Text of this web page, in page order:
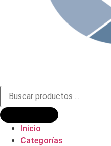
Búsqueda
productos
Inicio
Categorías